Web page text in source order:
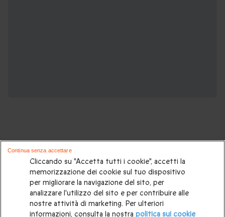
Potrebbero piacerti anche queste
esperienze romantiche:
Weekend romantico |Cosa fare per San Valentino 2026?
Cliccando su "Accetta tutti i cookie", accetti la
memorizzazione dei cookie sul tuo dispositivo
per migliorare la navigazione del sito, per
analizzare l'utilizzo del sito e per contribuire alle
nostre attività di marketing. Per ulteriori
informazioni, consulta la nostra politica sui cookie
Continua senza accettare